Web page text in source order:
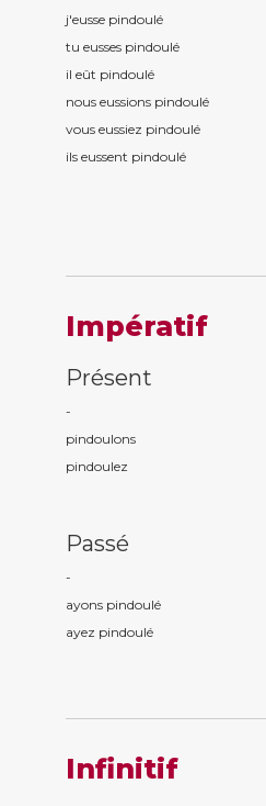
j'eusse pindoulé
tu eusses pindoulé
il eût pindoulé
nous eussions pindoulé
vous eussiez pindoulé
ils eussent pindoulé
Impératif
Présent
-
pindoulons
pindoulez
Passé
-
ayons pindoulé
ayez pindoulé
Infinitif